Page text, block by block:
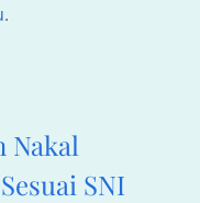
.
Nakal
SNI